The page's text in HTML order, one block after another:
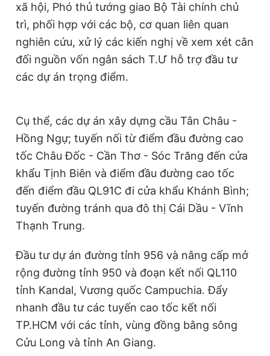
xã hội, Phó thủ tướng giao Bộ Tài chính chủ
trì, phối hợp với các bộ, cơ quan liên quan
nghiên cứu, xử lý các kiến nghị về xem xét cân
đối nguồn vốn ngân sách T.Ư hỗ trợ đầu tư
các dự án trọng điểm.
Cụ thể, các dự án xây dựng cầu Tân Châu -
Hồng Ngự; tuyến nối từ điểm đầu đường cao
tốc Châu Đốc - Cần Thơ - Sóc Trăng đến cửa
khẩu Tịnh Biên và điểm đầu đường cao tốc
đến điểm đầu QL91C đi cửa khẩu Khánh Bình;
tuyến đường tránh qua đô thị Cái Dầu - Vĩnh
Thạnh Trung.
Đầu tư dự án đường tỉnh 956 và nâng cấp mở
rộng đường tỉnh 950 và đoạn kết nối QL110
tỉnh Kandal, Vương quốc Campuchia. Đẩy
nhanh đầu tư các tuyến cao tốc kết nối
TP.HCM với các tỉnh, vùng đồng bằng sông
Cửu Long và tỉnh An Giang.